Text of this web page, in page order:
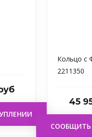
Кольцо с
2211350
45
СООБЩИТЬ